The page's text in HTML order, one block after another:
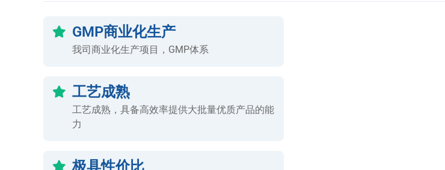
GMP商业化生产
我司商业化生产项目，GMP体系
工艺成熟
工艺成熟，具备高效率提供大批量优质产品的能
力
极具性价比